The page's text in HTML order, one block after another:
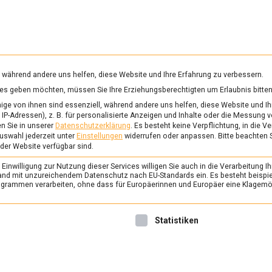
vonYouTube. Um auf den eigentlichen Inhalt zuzugreifen, klicken Sie
Sie, dass dabei Daten an Drittanbieter weitergegeben werden.
Mehr Informationen
Inhalt entsperren
Erforderlichen Service akzeptieren und Inhalte entsperren
andere uns helfen, diese Website und Ihre Erfahrung zu verbessern.
geben möchten, müssen Sie Ihre Erziehungsberechtigten um Erlaubnis
von ihnen sind essenziell, während andere uns helfen, diese Website und
Adressen), z. B. für personalisierte Anzeigen und Inhalte oder die Messung
Sie in unserer Datenschutzerklärung. Es besteht keine Verpflichtung, in die
jederzeit unter Einstellungen widerrufen oder anpassen. Bitte beachten
Website verfügbar sind.
zur Nutzung dieser Services willigen Sie auch in die Verarbeitung
mit unzureichendem Datenschutz nach EU-Standards ein. Es besteht
verarbeiten, ohne dass für Europäerinnen und Europäer eine
erteilt werden kann. Die erste Service-Gruppe ist
Statistiken